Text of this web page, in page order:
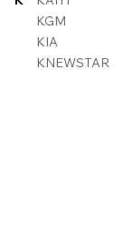
KGM
KIA
KNEWSTAR